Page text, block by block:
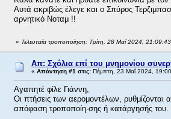
Αυτά ακριβώς έλεγε και ο Σπύρος
αρνητικό Νοταμ !!
« Τελευταία τροποποίηση: Τρίτη, 28 Μαΐ 2024,
Απ: Σχόλια επί του μνημονίου
« Απάντηση #1 στις: Πέμπτη, 23 Μαΐ 2024,
Αγαπητέ φίλε Γιάννη,
Οι πτήσεις των αερομοντέλων,
απόφαση τροποποίη-σης ή κατάργησής